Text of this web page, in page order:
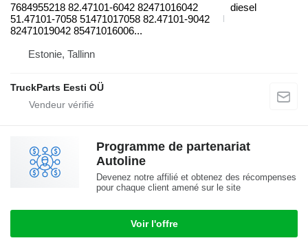
7684955218 82.47101-6042 82471016042
51.47101-7058 51471017058 82.47101-9042
82471019042 85471016006...
diesel
Estonie, Tallinn
TruckParts Eesti OÜ
Programme de partenariat
Autoline
Devenez notre affilié et obtenez des récompenses
pour chaque client amené sur le site
Voir l'offre